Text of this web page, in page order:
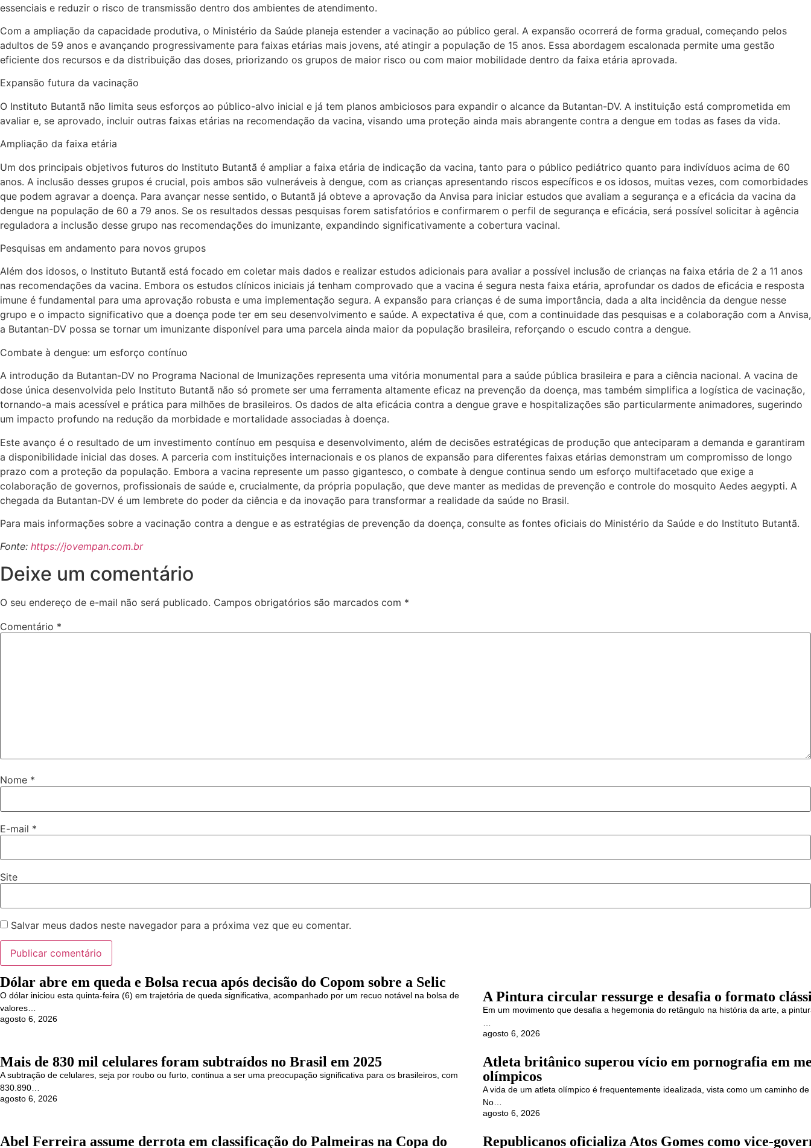
essenciais e reduzir o risco de transmissão dentro dos ambientes de atendimento.
Com a ampliação da capacidade produtiva, o Ministério da Saúde planeja estender a vacinação ao público geral. A expansão ocorrerá de forma gradual, começando pelos
adultos de 59 anos e avançando progressivamente para faixas etárias mais jovens, até atingir a população de 15 anos. Essa abordagem escalonada permite uma gestão
eficiente dos recursos e da distribuição das doses, priorizando os grupos de maior risco ou com maior mobilidade dentro da faixa etária aprovada.
Expansão futura da vacinação
O Instituto Butantã não limita seus esforços ao público-alvo inicial e já tem planos ambiciosos para expandir o alcance da Butantan-DV. A instituição está comprometida em
avaliar e, se aprovado, incluir outras faixas etárias na recomendação da vacina, visando uma proteção ainda mais abrangente contra a dengue em todas as fases da vida.
Ampliação da faixa etária
Um dos principais objetivos futuros do Instituto Butantã é ampliar a faixa etária de indicação da vacina, tanto para o público pediátrico quanto para indivíduos acima de 60
anos. A inclusão desses grupos é crucial, pois ambos são vulneráveis à dengue, com as crianças apresentando riscos específicos e os idosos, muitas vezes, com comorbidades
que podem agravar a doença. Para avançar nesse sentido, o Butantã já obteve a aprovação da Anvisa para iniciar estudos que avaliam a segurança e a eficácia da vacina da
dengue na população de 60 a 79 anos. Se os resultados dessas pesquisas forem satisfatórios e confirmarem o perfil de segurança e eficácia, será possível solicitar à agência
reguladora a inclusão desse grupo nas recomendações do imunizante, expandindo significativamente a cobertura vacinal.
Pesquisas em andamento para novos grupos
Além dos idosos, o Instituto Butantã está focado em coletar mais dados e realizar estudos adicionais para avaliar a possível inclusão de crianças na faixa etária de 2 a 11 anos
nas recomendações da vacina. Embora os estudos clínicos iniciais já tenham comprovado que a vacina é segura nesta faixa etária, aprofundar os dados de eficácia e resposta
imune é fundamental para uma aprovação robusta e uma implementação segura. A expansão para crianças é de suma importância, dada a alta incidência da dengue nesse
grupo e o impacto significativo que a doença pode ter em seu desenvolvimento e saúde. A expectativa é que, com a continuidade das pesquisas e a colaboração com a Anvisa,
a Butantan-DV possa se tornar um imunizante disponível para uma parcela ainda maior da população brasileira, reforçando o escudo contra a dengue.
Combate à dengue: um esforço contínuo
A introdução da Butantan-DV no Programa Nacional de Imunizações representa uma vitória monumental para a saúde pública brasileira e para a ciência nacional. A vacina de
dose única desenvolvida pelo Instituto Butantã não só promete ser uma ferramenta altamente eficaz na prevenção da doença, mas também simplifica a logística de vacinação,
tornando-a mais acessível e prática para milhões de brasileiros. Os dados de alta eficácia contra a dengue grave e hospitalizações são particularmente animadores, sugerindo
um impacto profundo na redução da morbidade e mortalidade associadas à doença.
Este avanço é o resultado de um investimento contínuo em pesquisa e desenvolvimento, além de decisões estratégicas de produção que anteciparam a demanda e garantiram
a disponibilidade inicial das doses. A parceria com instituições internacionais e os planos de expansão para diferentes faixas etárias demonstram um compromisso de longo
prazo com a proteção da população. Embora a vacina represente um passo gigantesco, o combate à dengue continua sendo um esforço multifacetado que exige a
colaboração de governos, profissionais de saúde e, crucialmente, da própria população, que deve manter as medidas de prevenção e controle do mosquito Aedes aegypti. A
chegada da Butantan-DV é um lembrete do poder da ciência e da inovação para transformar a realidade da saúde no Brasil.
Para mais informações sobre a vacinação contra a dengue e as estratégias de prevenção da doença, consulte as fontes oficiais do Ministério da Saúde e do Instituto Butantã.
Fonte: https://jovempan.com.br
Deixe um comentário
O seu endereço de e-mail não será publicado. Campos obrigatórios são marcados com *
Comentário *
Nome *
E-mail *
Site
Salvar meus dados neste navegador para a próxima vez que eu comentar.
Dólar abre em queda e Bolsa recua após decisão do Copom sobre a Selic
O dólar iniciou esta quinta-feira (6) em trajetória de queda significativa, acompanhado por um recuo notável na bolsa de
valores…
agosto 6, 2026
A Pintura circular ressurge e desafia o formato
Em um movimento que desafia a hegemonia do retângulo na história da arte, a
agosto 6, 2026
Mais de 830 mil celulares foram subtraídos no Brasil em 2025
A subtração de celulares, seja por roubo ou furto, continua a ser uma preocupação significativa para os brasileiros, com
830.890…
agosto 6, 2026
Atleta britânico superou vício em pornografia em
olímpicos
A vida de um atleta olímpico é frequentemente idealizada, vista como um caminho
No…
agosto 6, 2026
Abel Ferreira assume derrota em classificação do Palmeiras na Copa do Republicanos oficializa Atos Gomes como vice-